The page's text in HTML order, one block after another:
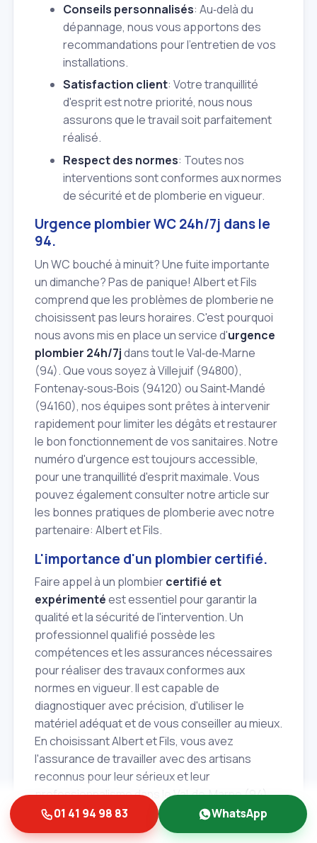
Conseils personnalisés: Au‑delà du
dépannage, nous vous apportons des
recommandations pour l'entretien de vos
installations.
Satisfaction client: Votre tranquillité
d'esprit est notre priorité, nous nous
assurons que le travail soit parfaitement
réalisé.
Respect des normes: Toutes nos
interventions sont conformes aux normes
de sécurité et de plomberie en vigueur.
Urgence plombier WC 24h/7j dans le
94.
Un WC bouché à minuit? Une fuite importante
un dimanche? Pas de panique! Albert et Fils
comprend que les problèmes de plomberie ne
choisissent pas leurs horaires. C'est pourquoi
nous avons mis en place un service d'urgence
plombier 24h/7jdans tout le Val‑de‑Marne
(94). Que vous soyez à Villejuif (94800),
Fontenay‑sous‑Bois (94120) ou Saint‑Mandé
(94160), nos équipes sont prêtes à intervenir
rapidement pour limiter les dégâts et restaurer
le bon fonctionnement de vos sanitaires. Notre
numéro d'urgence est toujours accessible,
pour une tranquillité d'esprit maximale. Vous
pouvez également consulter notre article sur
les bonnes pratiques de plomberie avec notre
partenaire: Albert et Fils.
L'importance d'un plombier certifié.
Faire appel à un plombiercertifié et
expérimentéest essentiel pour garantir la
qualité et la sécurité de l'intervention. Un
professionnel qualifié possède les
compétences et les assurances nécessaires
pour réaliser des travaux conformes aux
normes en vigueur. Il est capable de
diagnostiquer avec précision, d'utiliser le
matériel adéquat et de vous conseiller au mieux.
En choisissant Albert et Fils, vous avez
l'assurance de travailler avec des artisans
reconnus pour leur sérieux et leur
professionnalisme dans le Val‑de‑Marne (94).
01 41 94 98 83 WhatsApp